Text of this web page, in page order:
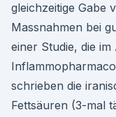
gleichzeitige Gabe
Massnahmen bei
einer Studie, die
schrieben die
Fettsäuren (3-mal